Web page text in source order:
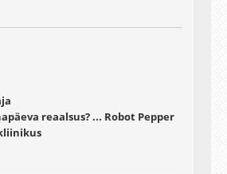
reaalsus? ... Robot Pepper